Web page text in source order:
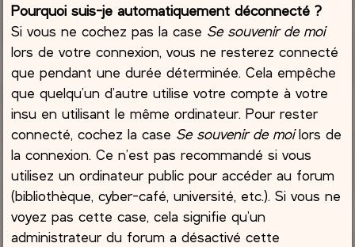
Pourquoi suis-je automatiquement déconnecté ?
Si vous ne cochez pas la case Se souvenir de moi
lors de votre connexion, vous ne resterez connecté
que pendant une durée déterminée. Cela empêche
que quelqu’un d’autre utilise votre compte à votre
insu en utilisant le même ordinateur. Pour rester
connecté, cochez la case Se souvenir de moilors de
la connexion. Ce n’est pas recommandé si vous
utilisez un ordinateur public pour accéder au forum
(bibliothèque, cyber-café, université, etc.). Si vous ne
voyez pas cette case, cela signifie qu’un
administrateur du forum a désactivé cette